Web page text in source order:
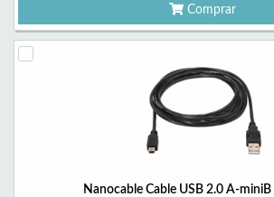
Comprar
Nanocable Cable USB 2.0 A-miniB